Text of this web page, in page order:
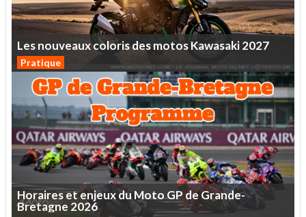
LesnouveauxcolorisdesmotosKawasaki2027
Pratique
HorairesetenjeuxduMotoGPdeGrande-
Bretagne 2026